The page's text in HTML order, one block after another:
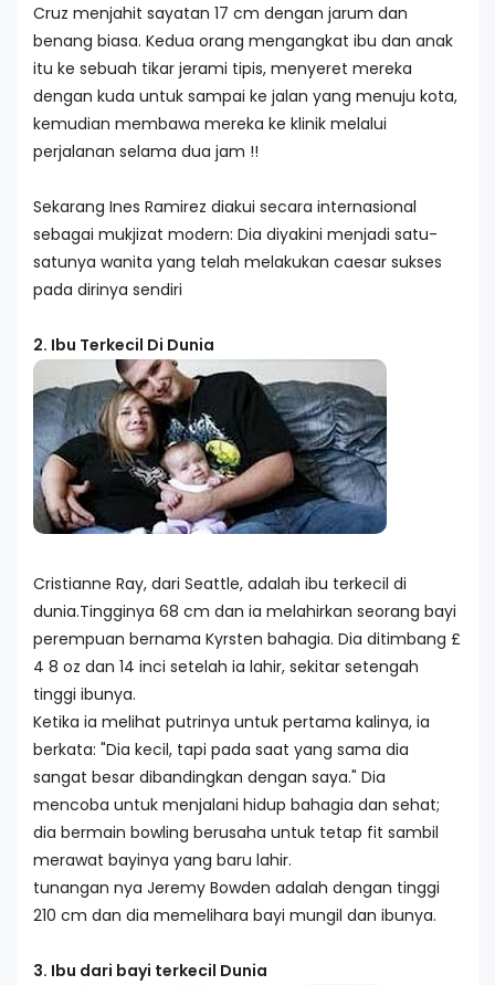
Cruz menjahit sayatan 17 cm dengan jarum dan
benang biasa. Kedua orang mengangkat ibu dan anak
itu ke sebuah tikar jerami tipis, menyeret mereka
dengan kuda untuk sampai ke jalan yang menuju kota,
kemudian membawa mereka ke klinik melalui
perjalanan selama dua jam !!
Sekarang Ines Ramirez diakui secara internasional
sebagai mukjizat modern: Dia diyakini menjadi satu-
satunya wanita yang telah melakukan caesar sukses
pada dirinya sendiri
2. Ibu Terkecil Di Dunia
Cristianne Ray, dari Seattle, adalah ibu terkecil di
dunia.Tingginya 68 cm dan ia melahirkan seorang bayi
perempuan bernama Kyrsten bahagia. Dia ditimbang £
4 8 oz dan 14 inci setelah ia lahir, sekitar setengah
tinggi ibunya.
Ketika ia melihat putrinya untuk pertama kalinya, ia
berkata: "Dia kecil, tapi pada saat yang sama dia
sangat besar dibandingkan dengan saya." Dia
mencoba untuk menjalani hidup bahagia dan sehat;
dia bermain bowling berusaha untuk tetap fit sambil
merawat bayinya yang baru lahir.
tunangan nya Jeremy Bowden adalah dengan tinggi
210 cm dan dia memelihara bayi mungil dan ibunya.
3. Ibu dari bayi terkecil Dunia